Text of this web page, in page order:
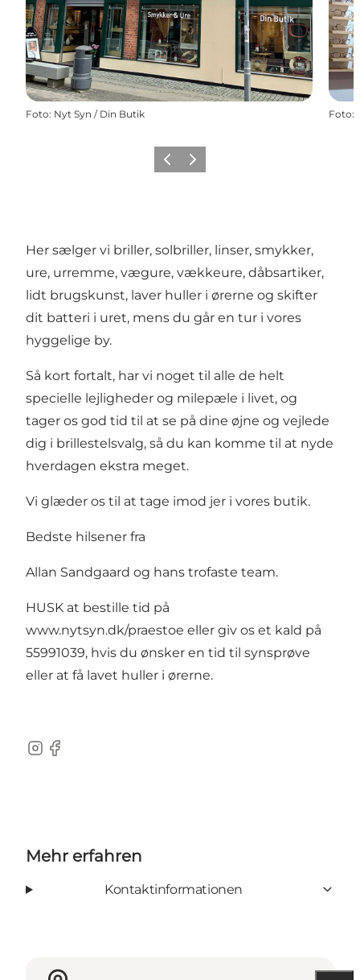
Foto: Nyt Syn / Din Butik Foto:
ZurückWeiter
Her sælger vi briller, solbriller, linser, smykker,
ure, urremme, vægure, vækkeure, dåbsartiker,
lidt brugskunst, laver huller i ørerne og skifter
dit batteri i uret, mens du går en tur i vores
hyggelige by.
Så kort fortalt, har vi noget til alle de helt
specielle lejligheder og milepæle i livet, og
tager os god tid til at se på dine øjne og vejlede
dig i brillestelsvalg, så du kan komme til at nyde
hverdagen ekstra meget.
Vi glæder os til at tage imod jer i vores butik.
Bedste hilsener fra
Allan Sandgaard og hans trofaste team.
HUSK at bestille tid på
www.nytsyn.dk/praestoe eller giv os et kald på
55991039, hvis du ønsker en tid til synsprøve
eller at få lavet huller i ørerne.
Instagram
Facebook
Mehr erfahren
Kontaktinformationen